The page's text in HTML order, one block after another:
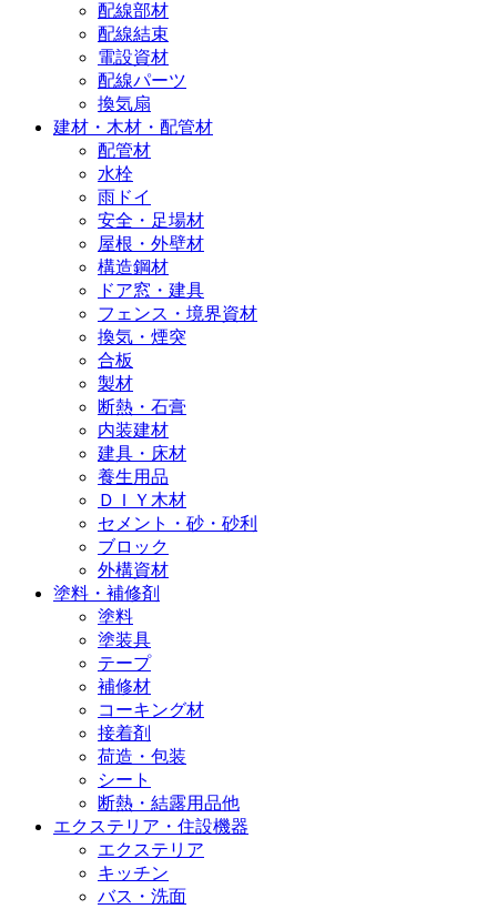
配線部材
配線結束
電設資材
配線パーツ
換気扇
建材・木材・配管材
配管材
水栓
雨ドイ
安全・足場材
屋根・外壁材
構造鋼材
ドア窓・建具
フェンス・境界資材
換気・煙突
合板
製材
断熱・石膏
内装建材
建具・床材
養生用品
ＤＩＹ木材
セメント・砂・砂利
ブロック
外構資材
塗料・補修剤
塗料
塗装具
テープ
補修材
コーキング材
接着剤
荷造・包装
シート
断熱・結露用品他
エクステリア・住設機器
エクステリア
キッチン
バス・洗面